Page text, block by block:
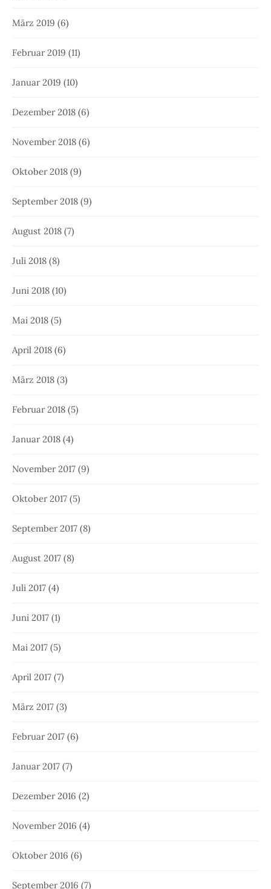
März 2019 (6)
Februar 2019 (11)
Januar 2019 (10)
Dezember 2018 (6)
November 2018 (6)
Oktober 2018 (9)
September 2018 (9)
August 2018 (7)
Juli 2018 (8)
Juni 2018 (10)
Mai 2018 (5)
April 2018 (6)
März 2018 (3)
Februar 2018 (5)
Januar 2018 (4)
November 2017 (9)
Oktober 2017 (5)
September 2017 (8)
August 2017 (8)
Juli 2017 (4)
Juni 2017 (1)
Mai 2017 (5)
April 2017 (7)
März 2017 (3)
Februar 2017 (6)
Januar 2017 (7)
Dezember 2016 (2)
November 2016 (4)
Oktober 2016 (6)
September 2016 (7)